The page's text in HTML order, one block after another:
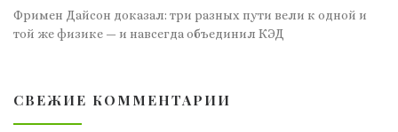
Фримен Дайсон доказал: три разных пути вели к одной и
той же физике — и навсегда объединил КЭД
СВЕЖИЕ КОММЕНТАРИИ